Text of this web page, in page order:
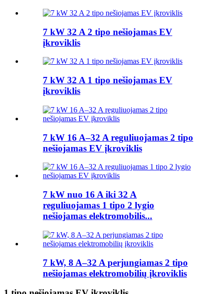
7 kW 32 A 2 tipo nešiojamas EV
įkroviklis
7 kW 32 A 1 tipo nešiojamas EV
įkroviklis
7 kW 16 A–32 A reguliuojamas 2 tipo
nešiojamas EV įkroviklis
7 kW nuo 16 A iki 32 A
reguliuojamas 1 tipo 2 lygio
nešiojamas elektromobilis...
7 kW, 8 A–32 A perjungiamas 2 tipo
nešiojamas elektromobilių įkroviklis